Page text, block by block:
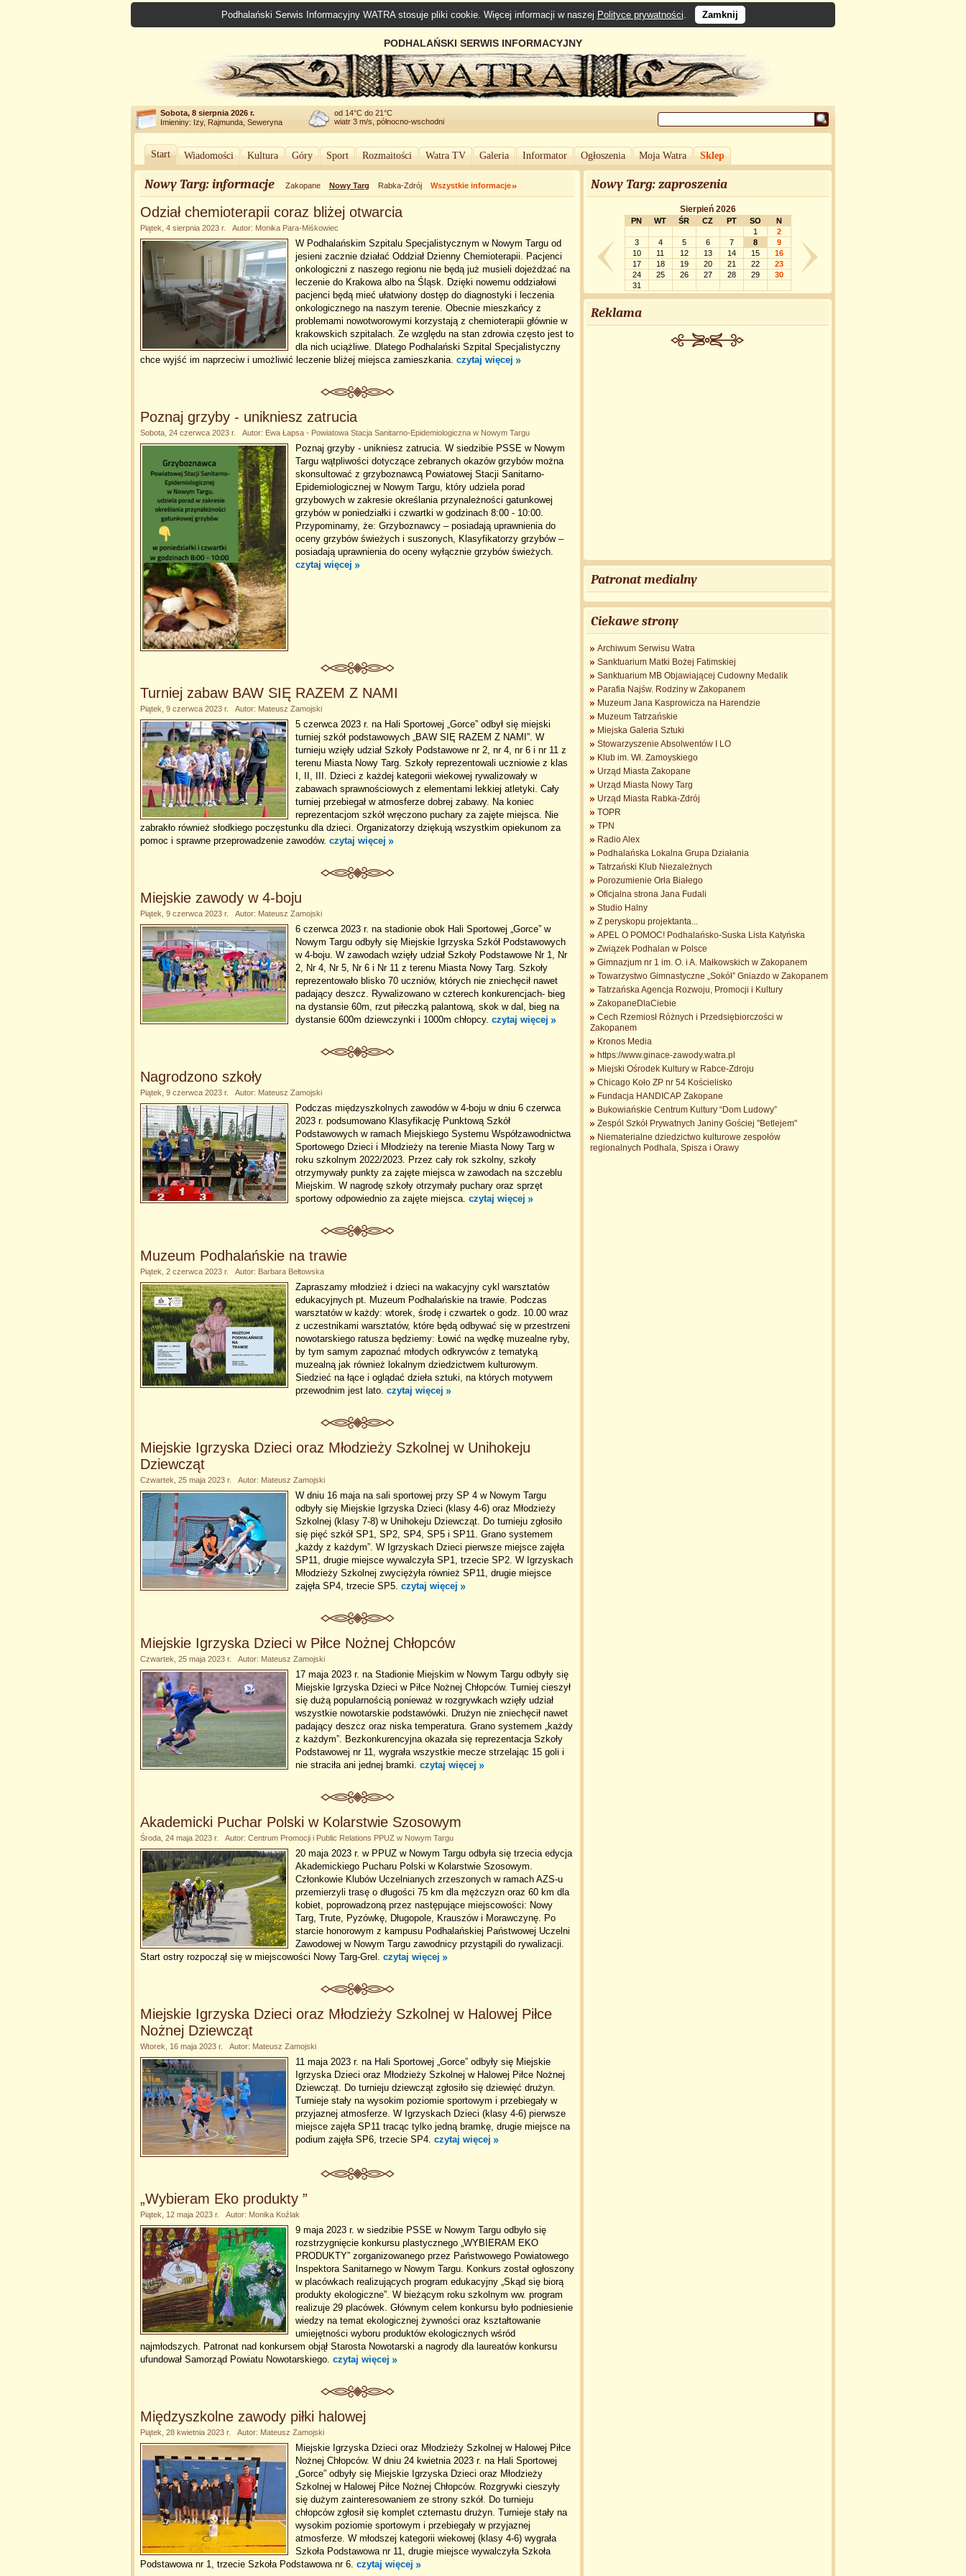
Podhalański Serwis Informacyjny WATRA stosuje pliki cookie. Więcej informacji w naszej Polityce prywatności. Zamknij
PODHALAŃSKI SERWIS INFORMACYJNY
Sobota, 8 sierpnia 2026 r.
Imieniny: Izy, Rajmunda, Seweryna
od 14°C do 21°C
wiatr 3 m/s, północno-wschodni
Start Wiadomości Kultura Góry Sport Rozmaitości Watra TV Galeria Informator Ogłoszenia Moja Watra Sklep
Nowy Targ: informacje Zakopane Nowy Targ Rabka-Zdrój Wszystkie informacje
Odział chemioterapii coraz bliżej otwarcia
Piątek, 4 sierpnia 2023 r. Autor: Monika Para-Miśkowiec
W Podhalańskim Szpitalu Specjalistycznym w Nowym Targu od
jesieni zacznie działać Oddział Dzienny Chemioterapii. Pacjenci
onkologiczni z naszego regionu nie będą już musieli dojeżdżać na
leczenie do Krakowa albo na Śląsk. Dzięki nowemu oddziałowi
pacjenci będą mieć ułatwiony dostęp do diagnostyki i leczenia
onkologicznego na naszym terenie. Obecnie mieszkańcy z
problemami nowotworowymi korzystają z chemioterapii głównie w
krakowskich szpitalach. Ze względu na stan zdrowia często jest to
dla nich uciążliwe. Dlatego Podhalański Szpital Specjalistyczny
chce wyjść im naprzeciw i umożliwić leczenie bliżej miejsca zamieszkania. czytaj więcej
Poznaj grzyby - unikniesz zatrucia
Sobota, 24 czerwca 2023 r. Autor: Ewa Łapsa - Powiatowa Stacja Sanitarno-Epidemiologiczna w Nowym Targu
Poznaj grzyby - unikniesz zatrucia. W siedzibie PSSE w Nowym
Targu wątpliwości dotyczące zebranych okazów grzybów można
skonsultować z grzyboznawcą Powiatowej Stacji Sanitarno-
Epidemiologicznej w Nowym Targu, który udziela porad
grzybowych w zakresie określania przynależności gatunkowej
grzybów w poniedziałki i czwartki w godzinach 8:00 - 10:00.
Przypominamy, że: Grzyboznawcy – posiadają uprawnienia do
oceny grzybów świeżych i suszonych, Klasyfikatorzy grzybów –
posiadają uprawnienia do oceny wyłącznie grzybów świeżych.
czytaj więcej
Turniej zabaw BAW SIĘ RAZEM Z NAMI
Piątek, 9 czerwca 2023 r. Autor: Mateusz Zamojski
5 czerwca 2023 r. na Hali Sportowej „Gorce” odbył się miejski
turniej szkół podstawowych „BAW SIĘ RAZEM Z NAMI”. W
turnieju wzięły udział Szkoły Podstawowe nr 2, nr 4, nr 6 i nr 11 z
terenu Miasta Nowy Targ. Szkoły reprezentowali uczniowie z klas
I, II, III. Dzieci z każdej kategorii wiekowej rywalizowały w
zabawach sprawnościowych z elementami lekkiej atletyki. Cały
turniej przebiegał w atmosferze dobrej zabawy. Na koniec
reprezentacjom szkół wręczono puchary za zajęte miejsca. Nie
zabrakło również słodkiego poczęstunku dla dzieci. Organizatorzy dziękują wszystkim opiekunom za
pomoc i sprawne przeprowadzenie zawodów. czytaj więcej
Miejskie zawody w 4-boju
Piątek, 9 czerwca 2023 r. Autor: Mateusz Zamojski
6 czerwca 2023 r. na stadionie obok Hali Sportowej „Gorce” w
Nowym Targu odbyły się Miejskie Igrzyska Szkół Podstawowych
w 4-boju. W zawodach wzięły udział Szkoły Podstawowe Nr 1, Nr
2, Nr 4, Nr 5, Nr 6 i Nr 11 z terenu Miasta Nowy Targ. Szkoły
reprezentowało blisko 70 uczniów, których nie zniechęcił nawet
padający deszcz. Rywalizowano w czterech konkurencjach- bieg
na dystansie 60m, rzut piłeczką palantową, skok w dal, bieg na
dystansie 600m dziewczynki i 1000m chłopcy. czytaj więcej
Nagrodzono szkoły
Piątek, 9 czerwca 2023 r. Autor: Mateusz Zamojski
Podczas międzyszkolnych zawodów w 4-boju w dniu 6 czerwca
2023 r. podsumowano Klasyfikację Punktową Szkół
Podstawowych w ramach Miejskiego Systemu Współzawodnictwa
Sportowego Dzieci i Młodzieży na terenie Miasta Nowy Targ w
roku szkolnym 2022/2023. Przez cały rok szkolny, szkoły
otrzymywały punkty za zajęte miejsca w zawodach na szczeblu
Miejskim. W nagrodę szkoły otrzymały puchary oraz sprzęt
sportowy odpowiednio za zajęte miejsca. czytaj więcej
Muzeum Podhalańskie na trawie
Piątek, 2 czerwca 2023 r. Autor: Barbara Bełtowska
Zapraszamy młodzież i dzieci na wakacyjny cykl warsztatów
edukacyjnych pt. Muzeum Podhalańskie na trawie. Podczas
warsztatów w każdy: wtorek, środę i czwartek o godz. 10.00 wraz
z uczestnikami warsztatów, które będą odbywać się w przestrzeni
nowotarskiego ratusza będziemy: Łowić na wędkę muzealne ryby,
by tym samym zapoznać młodych odkrywców z tematyką
muzealną jak również lokalnym dziedzictwem kulturowym.
Siedzieć na łące i oglądać dzieła sztuki, na których motywem
przewodnim jest lato. czytaj więcej
Miejskie Igrzyska Dzieci oraz Młodzieży Szkolnej w Unihokeju
Dziewcząt
Czwartek, 25 maja 2023 r. Autor: Mateusz Zamojski
W dniu 16 maja na sali sportowej przy SP 4 w Nowym Targu
odbyły się Miejskie Igrzyska Dzieci (klasy 4-6) oraz Młodzieży
Szkolnej (klasy 7-8) w Unihokeju Dziewcząt. Do turnieju zgłosiło
się pięć szkół SP1, SP2, SP4, SP5 i SP11. Grano systemem
„każdy z każdym”. W Igrzyskach Dzieci pierwsze miejsce zajęła
SP11, drugie miejsce wywalczyła SP1, trzecie SP2. W Igrzyskach
Młodzieży Szkolnej zwyciężyła również SP11, drugie miejsce
zajęła SP4, trzecie SP5. czytaj więcej
Miejskie Igrzyska Dzieci w Piłce Nożnej Chłopców
Czwartek, 25 maja 2023 r. Autor: Mateusz Zamojski
17 maja 2023 r. na Stadionie Miejskim w Nowym Targu odbyły się
Miejskie Igrzyska Dzieci w Piłce Nożnej Chłopców. Turniej cieszył
się dużą popularnością ponieważ w rozgrywkach wzięły udział
wszystkie nowotarskie podstawówki. Drużyn nie zniechęcił nawet
padający deszcz oraz niska temperatura. Grano systemem „każdy
z każdym”. Bezkonkurencyjna okazała się reprezentacja Szkoły
Podstawowej nr 11, wygrała wszystkie mecze strzelając 15 goli i
nie straciła ani jednej bramki. czytaj więcej
Akademicki Puchar Polski w Kolarstwie Szosowym
Środa, 24 maja 2023 r. Autor: Centrum Promocji i Public Relations PPUZ w Nowym Targu
20 maja 2023 r. w PPUZ w Nowym Targu odbyła się trzecia edycja
Akademickiego Pucharu Polski w Kolarstwie Szosowym.
Członkowie Klubów Uczelnianych zrzeszonych w ramach AZS-u
przemierzyli trasę o długości 75 km dla mężczyzn oraz 60 km dla
kobiet, poprowadzoną przez następujące miejscowości: Nowy
Targ, Trute, Pyzówkę, Długopole, Krauszów i Morawczynę. Po
starcie honorowym z kampusu Podhalańskiej Państwowej Uczelni
Zawodowej w Nowym Targu zawodnicy przystąpili do rywalizacji.
Start ostry rozpoczął się w miejscowości Nowy Targ-Grel. czytaj więcej
Miejskie Igrzyska Dzieci oraz Młodzieży Szkolnej w Halowej Piłce
Nożnej Dziewcząt
Wtorek, 16 maja 2023 r. Autor: Mateusz Zamojski
11 maja 2023 r. na Hali Sportowej „Gorce” odbyły się Miejskie
Igrzyska Dzieci oraz Młodzieży Szkolnej w Halowej Piłce Nożnej
Dziewcząt. Do turnieju dziewcząt zgłosiło się dziewięć drużyn.
Turnieje stały na wysokim poziomie sportowym i przebiegały w
przyjaznej atmosferze. W Igrzyskach Dzieci (klasy 4-6) pierwsze
miejsce zajęła SP11 tracąc tylko jedną bramkę, drugie miejsce na
podium zajęła SP6, trzecie SP4. czytaj więcej
„Wybieram Eko produkty ”
Piątek, 12 maja 2023 r. Autor: Monika Koźlak
9 maja 2023 r. w siedzibie PSSE w Nowym Targu odbyło się
rozstrzygnięcie konkursu plastycznego „WYBIERAM EKO
PRODUKTY” zorganizowanego przez Państwowego Powiatowego
Inspektora Sanitarnego w Nowym Targu. Konkurs został ogłoszony
w placówkach realizujących program edukacyjny „Skąd się biorą
produkty ekologiczne”. W bieżącym roku szkolnym ww. program
realizuje 29 placówek. Głównym celem konkursu było podniesienie
wiedzy na temat ekologicznej żywności oraz kształtowanie
umiejętności wyboru produktów ekologicznych wśród
najmłodszych. Patronat nad konkursem objął Starosta Nowotarski a nagrody dla laureatów konkursu
ufundował Samorząd Powiatu Nowotarskiego. czytaj więcej
Międzyszkolne zawody piłki halowej
Piątek, 28 kwietnia 2023 r. Autor: Mateusz Zamojski
Miejskie Igrzyska Dzieci oraz Młodzieży Szkolnej w Halowej Piłce
Nożnej Chłopców. W dniu 24 kwietnia 2023 r. na Hali Sportowej
„Gorce” odbyły się Miejskie Igrzyska Dzieci oraz Młodzieży
Szkolnej w Halowej Piłce Nożnej Chłopców. Rozgrywki cieszyły
się dużym zainteresowaniem ze strony szkół. Do turnieju
chłopców zgłosił się komplet czternastu drużyn. Turnieje stały na
wysokim poziomie sportowym i przebiegały w przyjaznej
atmosferze. W młodszej kategorii wiekowej (klasy 4-6) wygrała
Szkoła Podstawowa nr 11, drugie miejsce wywalczyła Szkoła
Podstawowa nr 1, trzecie Szkoła Podstawowa nr 6. czytaj więcej
Nowy Targ: zaproszenia
Sierpień 2026
PN WT ŚR CZ PT SO
N
1
2
3
4 5 6 7 8
9
10
11 12 13 14 15
16
17
18 19 20 21 22
23
24
25 26 27 28 29
30
31
Reklama
Patronat medialny
Ciekawe strony
Archiwum Serwisu Watra
Sanktuarium Matki Bożej Fatimskiej
Sanktuarium MB Objawiającej Cudowny Medalik
Parafia Najśw. Rodziny w Zakopanem
Muzeum Jana Kasprowicza na Harendzie
Muzeum Tatrzańskie
Miejska Galeria Sztuki
Stowarzyszenie Absolwentów I LO
Klub im. Wł. Zamoyskiego
Urząd Miasta Zakopane
Urząd Miasta Nowy Targ
Urząd Miasta Rabka-Zdrój
TOPR
TPN
Radio Alex
Podhalańska Lokalna Grupa Działania
Tatrzański Klub Niezależnych
Porozumienie Orła Białego
Oficjalna strona Jana Fudali
Studio Halny
Z peryskopu projektanta...
APEL O POMOC! Podhalańsko-Suska Lista Katyńska
Związek Podhalan w Polsce
Gimnazjum nr 1 im. O. i A. Małkowskich w Zakopanem
Towarzystwo Gimnastyczne „Sokół” Gniazdo w Zakopanem
Tatrzańska Agencja Rozwoju, Promocji i Kultury
ZakopaneDlaCiebie
Cech Rzemiosł Różnych i Przedsiębiorczości w
Zakopanem
Kronos Media
https://www.ginace-zawody.watra.pl
Miejski Ośrodek Kultury w Rabce-Zdroju
Chicago Koło ZP nr 54 Kościelisko
Fundacja HANDICAP Zakopane
Bukowiańskie Centrum Kultury “Dom Ludowy”
Zespól Szkół Prywatnych Janiny Gościej "Betlejem"
Niematerialne dziedzictwo kulturowe zespołów
regionalnych Podhala, Spisza i Orawy